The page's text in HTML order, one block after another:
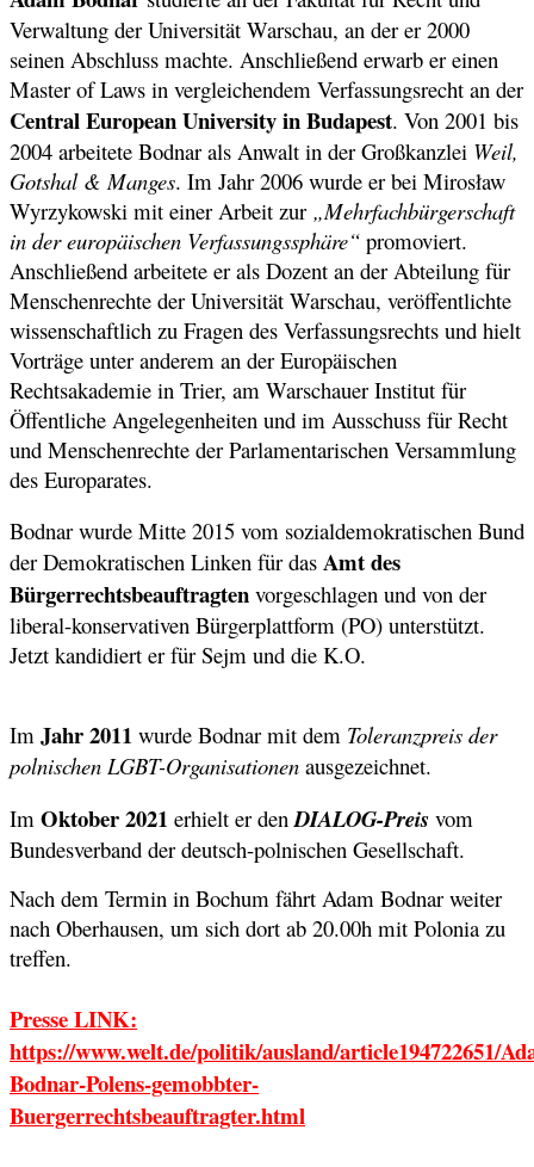
Verwaltung der Universität Warschau, an der er 2000
seinen Abschluss machte. Anschließend erwarb er einen
Master of Laws in vergleichendem Verfassungsrecht an der
Central European University in Budapest. Von 2001 bis
2004 arbeitete Bodnar als Anwalt in der Großkanzlei Weil,
Gotshal & Manges. Im Jahr 2006 wurde er bei Mirosław
Wyrzykowski mit einer Arbeit zur „Mehrfachbürgerschaft
in der europäischen Verfassungssphäre“ promoviert.
Anschließend arbeitete er als Dozent an der Abteilung für
Menschenrechte der Universität Warschau, veröffentlichte
wissenschaftlich zu Fragen des Verfassungsrechts und hielt
Vorträge unter anderem an der Europäischen
Rechtsakademie in Trier, am Warschauer Institut für
Öffentliche Angelegenheiten und im Ausschuss für Recht
und Menschenrechte der Parlamentarischen Versammlung
des Europarates.
Bodnar wurde Mitte 2015 vom sozialdemokratischen Bund
der Demokratischen Linken für das Amt des
Bürgerrechtsbeauftragten vorgeschlagen und von der
liberal-konservativen Bürgerplattform (PO) unterstützt.
Jetzt kandidiert er für Sejm und die K.O.
Im Jahr 2011 wurde Bodnar mit dem Toleranzpreis der
polnischen LGBT-Organisationen ausgezeichnet.
Im Oktober 2021 erhielt er den DIALOG-Preis vom
Bundesverband der deutsch-polnischen Gesellschaft.
Nach dem Termin in Bochum fährt Adam Bodnar weiter
nach Oberhausen, um sich dort ab 20.00h mit Polonia zu
treffen.
Presse LINK:
https://www.welt.de/politik/ausland/article194722651/
Bodnar-Polens-gemobbter-
Buergerrechtsbeauftragter.html